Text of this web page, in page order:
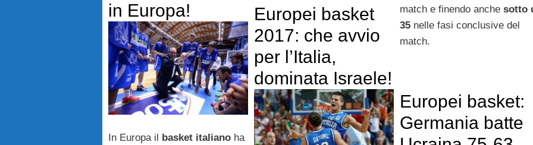
match e finendo anchesotto
35nelle fasi conclusive del
match.
in Europa!
In Europa il basket italiano ha
Europei basket
2017: che avvio
per l’Italia,
dominata Israele!
Europei basket:
Germania batte